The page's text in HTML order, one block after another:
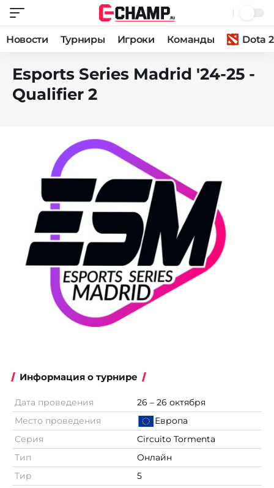
Новости Турниры Игроки Команды Dota 2
Esports Series Madrid '24-25 -
Qualifier 2
Информация о турнире
Дата проведения
26 – 26 октября
Место проведения
Европа
Серия
Circuito Tormenta
Тип
Онлайн
Тир
5